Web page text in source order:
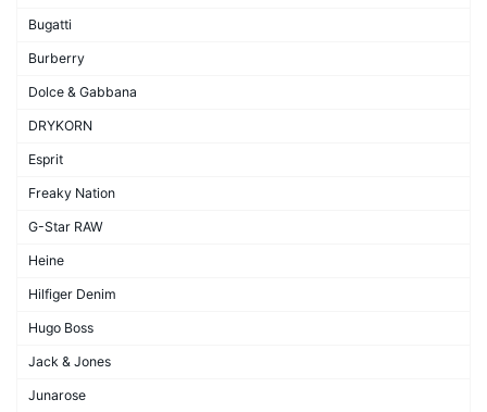
Bugatti
Burberry
Dolce & Gabbana
DRYKORN
Esprit
Freaky Nation
G-Star RAW
Heine
Hilfiger Denim
Hugo Boss
Jack & Jones
Junarose